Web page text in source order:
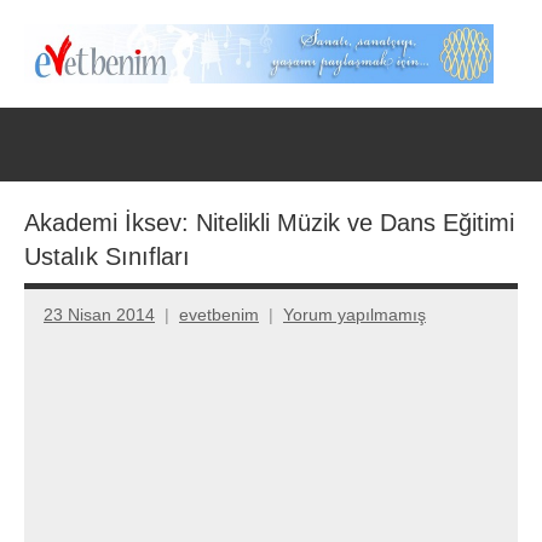
Evet
Akademi İksev: Nitelikli Müzik ve Dans Eğitimi
Ustalık Sınıfları
23 Nisan 2014 evetbenim Yorum yapılmamış